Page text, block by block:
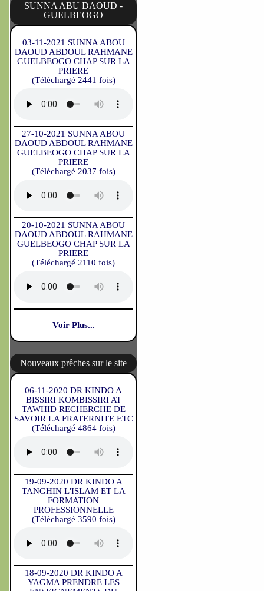
SUNNA ABU DAOUD -
GUELBEOGO
03-11-2021 SUNNA ABOU
DAOUD ABDOUL RAHMANE
GUELBEOGO CHAP SUR LA
PRIERE
(Téléchargé 2441 fois)
27-10-2021 SUNNA ABOU
DAOUD ABDOUL RAHMANE
GUELBEOGO CHAP SUR LA
PRIERE
(Téléchargé 2037 fois)
20-10-2021 SUNNA ABOU
DAOUD ABDOUL RAHMANE
GUELBEOGO CHAP SUR LA
PRIERE
(Téléchargé 2110 fois)
Voir Plus...
Nouveaux prêches sur le site
06-11-2020 DR KINDO A
BISSIRI KOMBISSIRI AT
TAWHID RECHERCHE DE
SAVOIR LA FRATERNITE ETC
(Téléchargé 4864 fois)
19-09-2020 DR KINDO A
TANGHIN L'ISLAM ET LA
FORMATION
PROFESSIONNELLE
(Téléchargé 3590 fois)
18-09-2020 DR KINDO A
YAGMA PRENDRE LES